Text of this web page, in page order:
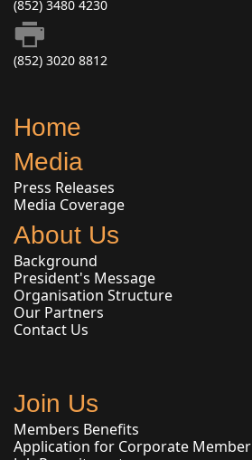
(852) 3480 4230
(852) 3020 8812
Home
Media
Press Releases
Media Coverage
About Us
Background
President's Message
Organisation Structure
Our Partners
Contact Us
Join Us
Members Benefits
Application for Corporate Member